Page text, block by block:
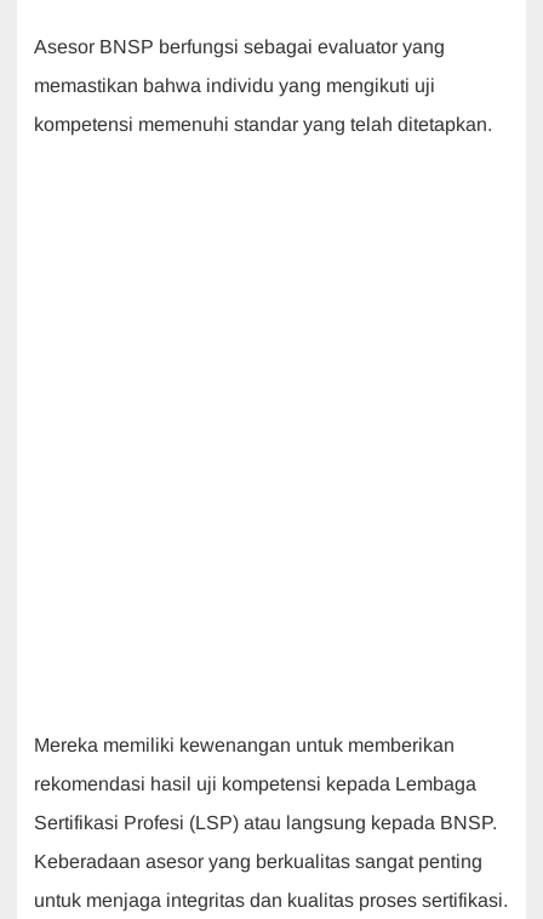
Asesor BNSP berfungsi sebagai evaluator yang
memastikan bahwa individu yang mengikuti uji
kompetensi memenuhi standar yang telah ditetapkan.
Mereka memiliki kewenangan untuk memberikan
rekomendasi hasil uji kompetensi kepada Lembaga
Sertifikasi Profesi (LSP) atau langsung kepada BNSP.
Keberadaan asesor yang berkualitas sangat penting
untuk menjaga integritas dan kualitas proses sertifikasi.